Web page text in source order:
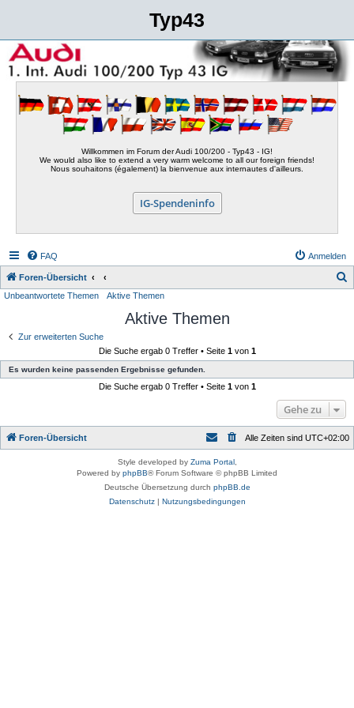
Typ43
Willkommen im Forum der Audi 100/200 - Typ43 - IG!
We would also like to extend a very warm welcome to all our foreign friends!
Nous souhaitons (également) la bienvenue aux internautes d'ailleurs.
IG-Spendeninfo
FAQ Anmelden
Foren-Übersicht
Unbeantwortete Themen Aktive Themen
Aktive Themen
Zur erweiterten Suche
Die Suche ergab 0 Treffer • Seite 1von 1
Es wurden keine passenden Ergebnisse gefunden.
Die Suche ergab 0 Treffer • Seite 1von 1
Gehe zu
Foren-Übersicht Alle Zeiten sind UTC+02:00
Style developed by Zuma Portal ,
Powered by phpBB® Forum Software © phpBB Limited
Deutsche Übersetzung durch phpBB.de
Datenschutz| Nutzungsbedingungen